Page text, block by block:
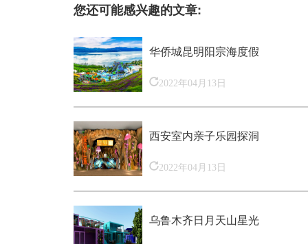
您还可能感兴趣的文章:
华侨城昆明阳宗海度假
2022年04月13日
西安室内亲子乐园探洞
2022年04月13日
乌鲁木齐日月天山星光